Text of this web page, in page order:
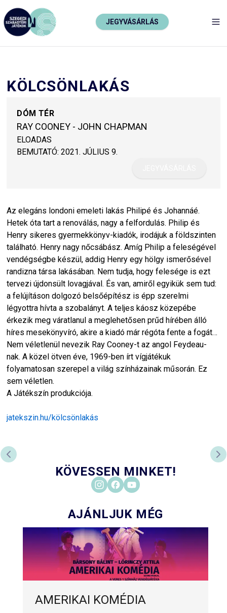
JEGYVÁSÁRLÁS
KÖLCSÖNLAKÁS
DÓM TÉR
RAY COONEY - JOHN CHAPMAN
ELOADAS
BEMUTATÓ: 2021. JÚLIUS 9.
Az elegáns londoni emeleti lakás Philipé és Johannáé.
Hetek óta tart a renoválás, nagy a felfordulás. Philip és
Henry sikeres gyermekkönyv-kiadók, irodájuk a földszinten
található. Henry nagy nőcsábász. Amíg Philip a feleségével
vendégségbe készül, addig Henry egy hölgy ismerősével
randizna társa lakásában. Nem tudja, hogy felesége is ezt
tervezi újdonsült lovagjával. És van, amiről egyikük sem tud:
a felújításon dolgozó belsőépítész is épp szerelmi
légyottra hívta a szobalányt. A teljes káosz közepébe
érkezik meg váratlanul a meglehetősen prűd hírében álló
híres mesekönyvíró, akire a kiadó már régóta fente a fogát…
Nem véletlenül nevezik Ray Cooney-t az angol Feydeau-
nak. A közel ötven éve, 1969-ben írt vígjátékuk
folyamatosan szerepel a világ színházainak műsorán. Ez
sem véletlen.
A Játékszín produkciója.
jatekszin.hu/kölcsönlakás
PREVIOUS SLIDE
KÖVESSEN MINKET!
AJÁNLJUK MÉG
AMERIKAI KOMÉDIA